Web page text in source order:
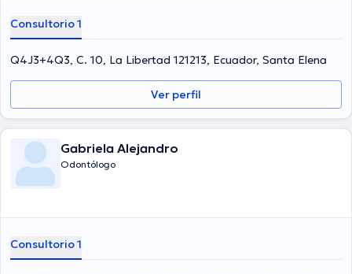
Consultorio 1
Q4J3+4Q3, C. 10, La Libertad 121213, Ecuador, Santa Elena
Ver perfil
Gabriela Alejandro
Odontólogo
Consultorio 1